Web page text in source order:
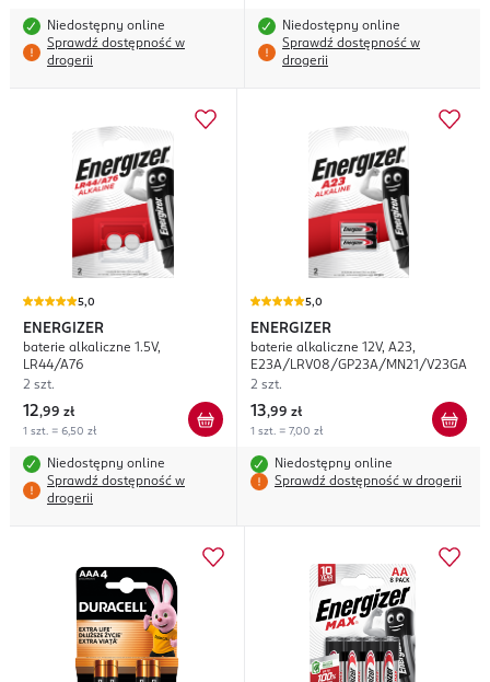
Niedostępny online
Sprawdź dostępność w
drogerii
Niedostępny online
Sprawdź dostępność w
drogerii
5,0
ENERGIZER
baterie alkaliczne 1.5V,
LR44/A76
2 szt.
12,99 zł
1 szt. = 6,50 zł
Niedostępny online
Sprawdź dostępność w
drogerii
5,0
ENERGIZER
baterie alkaliczne 12V, A23,
E23A/LRV08/GP23A/MN21/V23GA
2 szt.
13,99 zł
1 szt. = 7,00 zł
Niedostępny online
Sprawdź dostępność w drogerii